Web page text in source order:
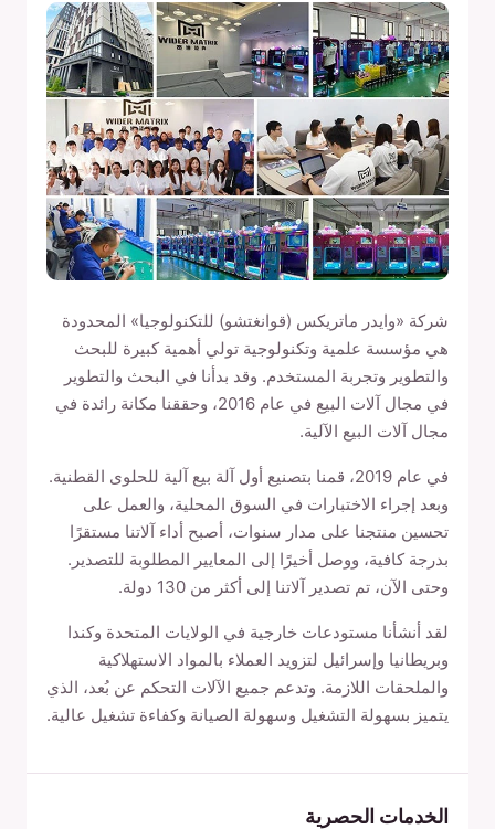
شركة «وايدر ماتريكس (قوانغتشو) للتكنولوجيا» المحدودة
هي مؤسسة علمية وتكنولوجية تولي أهمية كبيرة للبحث
والتطوير وتجربة المستخدم. وقد بدأنا في البحث والتطوير
في مجال آلات البيع في عام 2016، وحققنا مكانة رائدة في
مجال آلات البيع الآلية.
في عام 2019، قمنا بتصنيع أول آلة بيع آلية للحلوى القطنية.
وبعد إجراء الاختبارات في السوق المحلية، والعمل على
تحسين منتجنا على مدار سنوات، أصبح أداء آلاتنا مستقرًا
بدرجة كافية، ووصل أخيرًا إلى المعايير المطلوبة للتصدير.
وحتى الآن، تم تصدير آلاتنا إلى أكثر من 130 دولة.
لقد أنشأنا مستودعات خارجية في الولايات المتحدة وكندا
وبريطانيا وإسرائيل لتزويد العملاء بالمواد الاستهلاكية
والملحقات اللازمة. وتدعم جميع الآلات التحكم عن بُعد، الذي
يتميز بسهولة التشغيل وسهولة الصيانة وكفاءة تشغيل عالية.
الخدمات الحصرية